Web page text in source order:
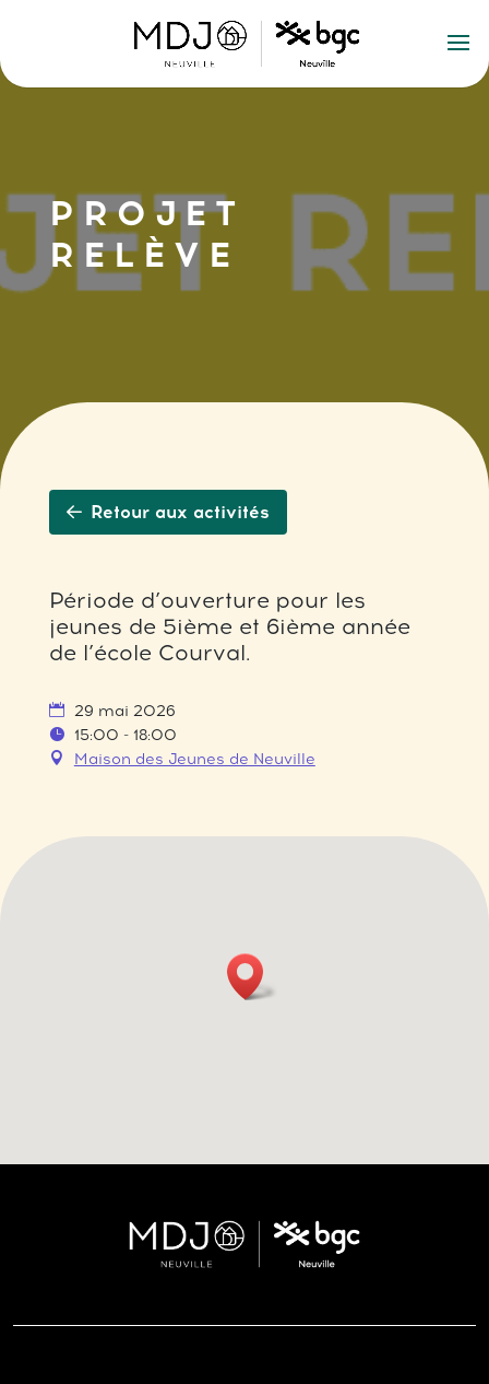
PROJET
RELÈVE
Retour aux activités
Période d’ouverture pour les
jeunes de 5ième et 6ième année
de l’école Courval.
29 mai 2026
15:00 - 18:00
Maison des Jeunes de Neuville